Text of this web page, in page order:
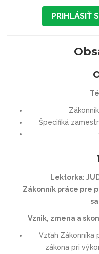
PRIHLÁSIŤ
Špecifiká
Lektorka:
Zákonník práce pre
Vznik, zmena a
Vzťah Zákonníka
zákona pri